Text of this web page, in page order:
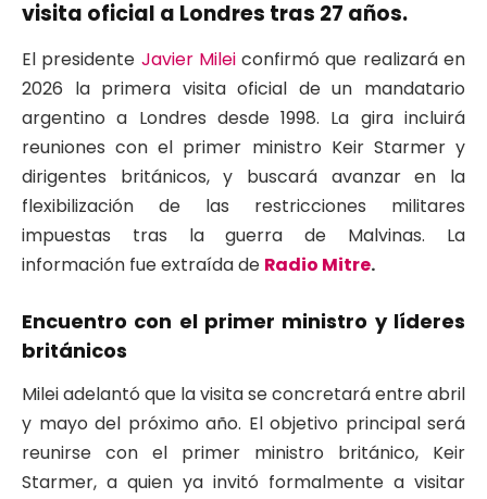
visita oficial a Londres tras 27 años.
El presidente Javier Mileiconfirmó que realizará en
2026 la primera visita oficial de un mandatario
argentino a Londres desde 1998. La gira incluirá
reuniones con el primer ministro Keir Starmer y
dirigentes británicos, y buscará avanzar en la
flexibilización de las restricciones militares
impuestas tras la guerra de Malvinas. La
información fue extraída de Radio Mitre.
Encuentro con el primer ministro y líderes
británicos
Milei adelantó que la visita se concretará entre abril
y mayo del próximo año. El objetivo principal será
reunirse con el primer ministro británico, Keir
Starmer, a quien ya invitó formalmente a visitar